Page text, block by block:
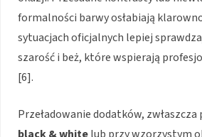
formalności barwy osłabiają
sytuacjach oficjalnych lepiej
szarość i beż, które wspierają
[6].
Przeładowanie dodatków,
black & whitelub przy wzorzystym